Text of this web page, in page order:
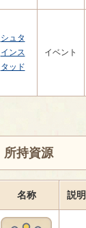
シュタ
インス
タッド
イベント
所持資源
名称 説明